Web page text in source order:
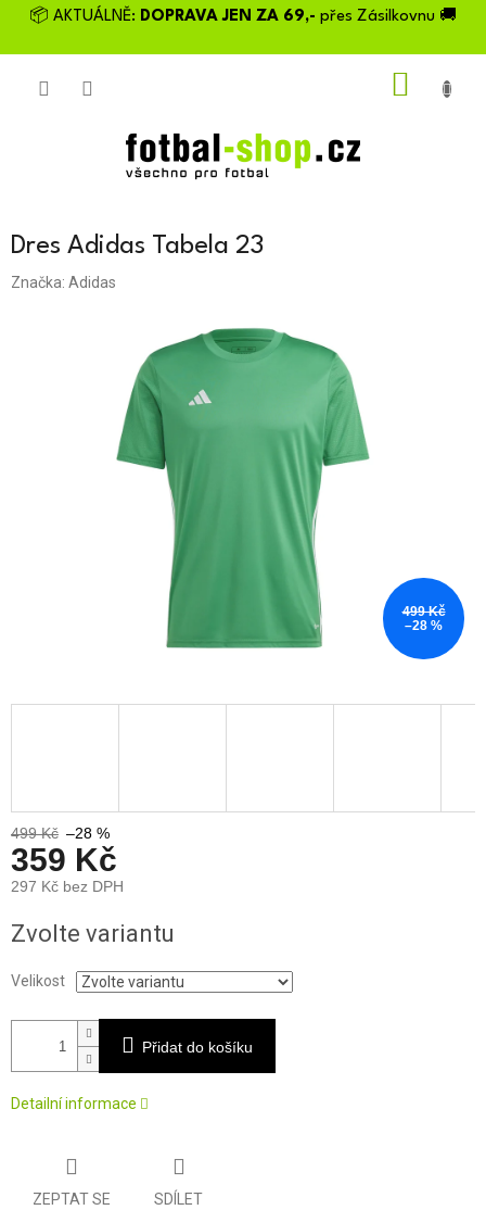
Přejít📦 AKTUÁLNĚ: DOPRAVA JEN ZA 69,- přes Zásilkovnu 🚚
Dres Adidas Tabela 23
Značka: Adidas
499 Kč
–28 %
499 Kč –28 %
359 Kč
297 Kč bez DPH
cena:
Zvolte variantu
Velikost
Přidat do košíku
Detailní informace
ZEPTAT SE SDÍLET